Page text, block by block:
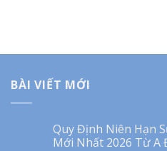
BÀI VIẾT MỚI
Quy Định Niên Hạn
Mới Nhất 2026 Từ A